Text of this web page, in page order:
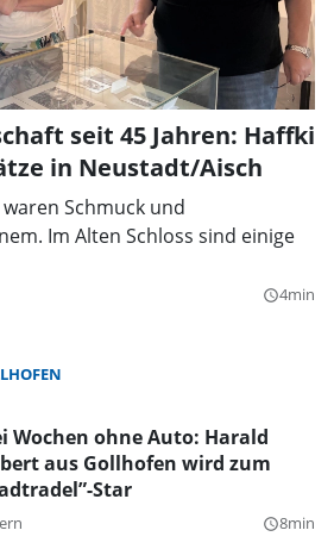
seit 45 Jahren: Haffki
in Neustadt/Aisch
Schmuck und
Im Alten Schloss sind einige
query_builder4min
Wochen ohne Auto: Harald
aus Gollhofen wird zum
Star
query_builder8min